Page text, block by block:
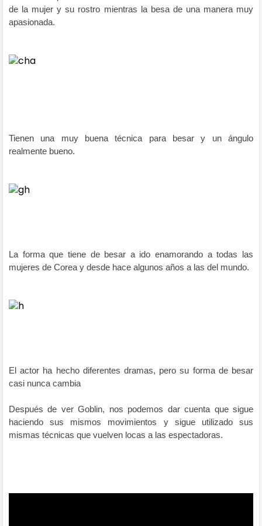
de la mujer y su rostro mientras la besa de una manera muy
apasionada.
Tienen una muy buena técnica para besar y un ángulo
realmente bueno.
La forma que tiene de besar a ido enamorando a todas las
mujeres de Corea y desde hace algunos años a las del mundo.
El actor ha hecho diferentes dramas, pero su forma de besar
casi nunca cambia
Después de ver Goblin, nos podemos dar cuenta que sigue
haciendo sus mismos movimientos y sigue utilizado sus
mismas técnicas que vuelven locas a las espectadoras.